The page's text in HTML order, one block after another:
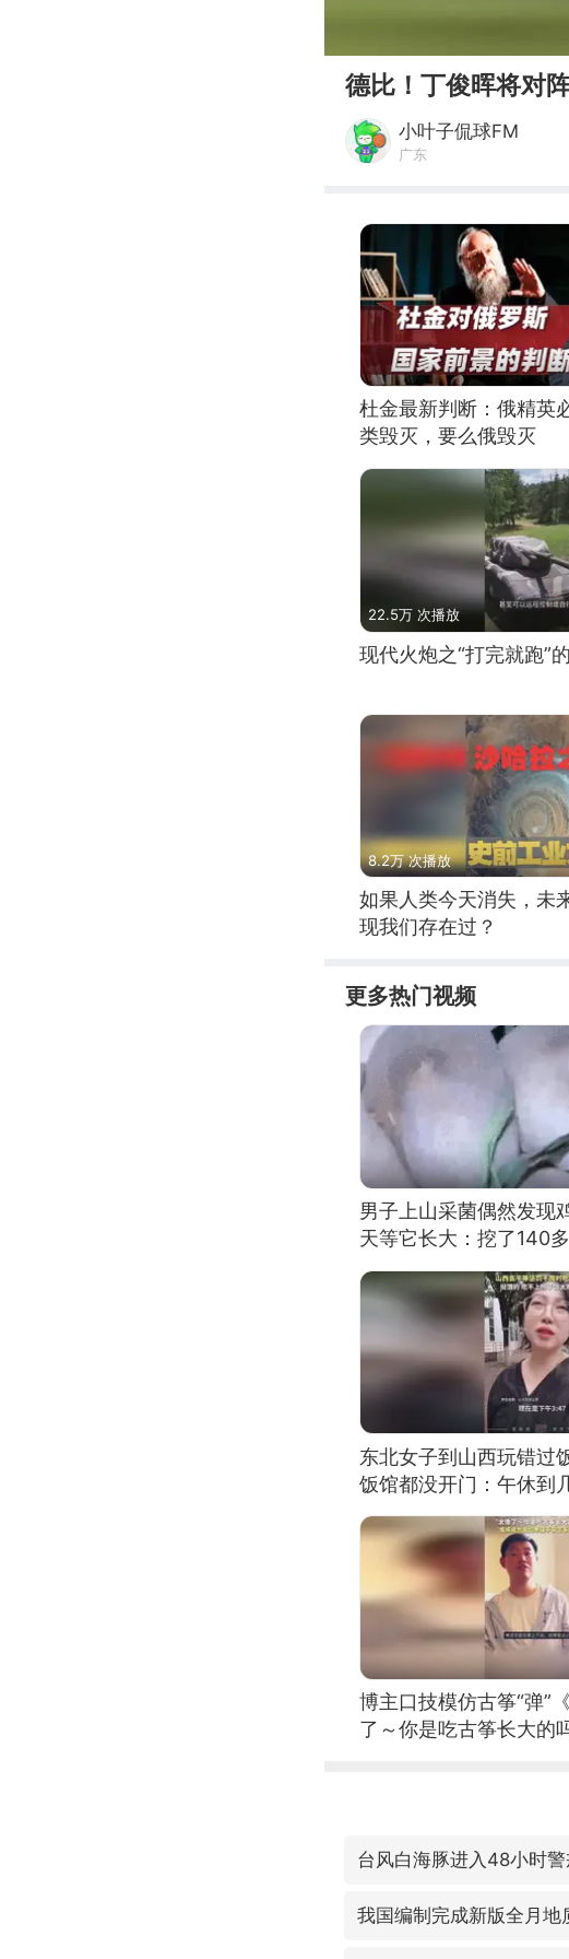
德比！丁俊晖将对
小叶子侃球FM
广东
杜金最新判断：俄精英
类毁灭，要么俄毁灭
22.5万 次播放
现代火炮之“打完就跑”
8.2万 次播放
如果人类今天消失，未
现我们存在过？
更多热门视频
男子上山采菌偶然发现
天等它长大：挖了140
东北女子到山西玩错过
饭馆都没开门：午休到
博主口技模仿古筝“弹”
了～你是吃古筝长大的
台风白海豚进入48小时
我国编制完成新版全月地